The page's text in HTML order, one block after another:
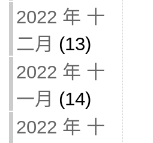
2022 年 十
二月 (13)
2022 年 十
一月 (14)
2022 年 十